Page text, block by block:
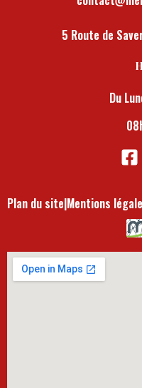
5 Route de
Du
Plan du site|Mentions